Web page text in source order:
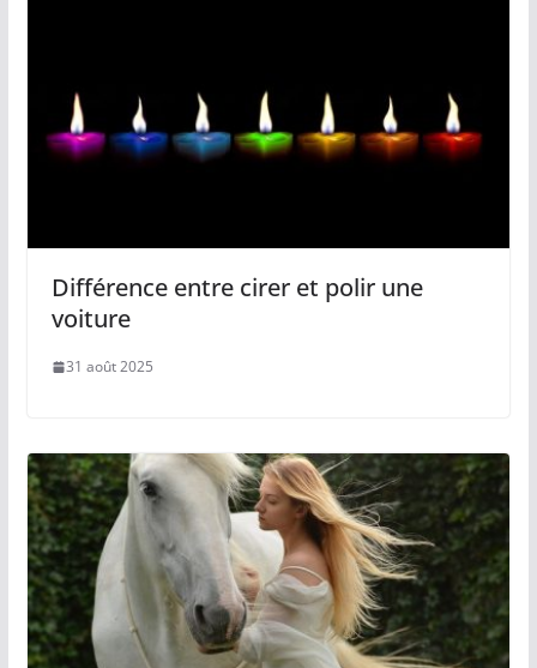
Différence entre cirer et polir une
voiture
31 août 2025